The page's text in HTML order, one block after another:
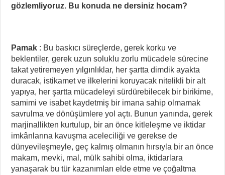
gözlemliyoruz. Bu konuda ne dersiniz hocam?
Pamak : Bu baskıcı süreçlerde, gerek korku ve
beklentiler, gerek uzun soluklu zorlu mücadele sürecine
takat yetiremeyen yılgınlıklar, her şartta dimdik ayakta
duracak, istikamet ve ilkelerini koruyacak nitelikli bir alt
yapıya, her şartta mücadeleyi sürdürebilecek bir birikime,
samimi ve isabet kaydetmiş bir imana sahip olmamak
savrulma ve dönüşümlere yol açtı. Bunun yanında, gerek
marjinallikten kurtulup, bir an önce kitleleşme ve iktidar
imkânlarına kavuşma aceleciliği ve gerekse de
dünyevileşmeyle, geç kalmış olmanın hırsıyla bir an önce
makam, mevki, mal, mülk sahibi olma, iktidarlara
yanaşarak bu tür kazanımları elde etme ve çoğaltma